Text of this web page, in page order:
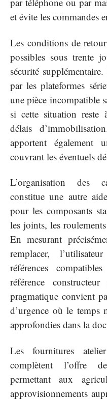
et évite les commandes
Les conditions de
possibles sous trente
sécurité
par les plateformes
une pièce incompatible
si cette situation
délais
apportent également
couvrant les éventuels
L’organisation des
constitue une autre
pour les composants
les joints, les
En mesurant
remplacer,
références
référence
pragmatique convient
d’urgence où le temps
approfondies dans la
Les fournitures
complètent l’offre
permettant aux
approvisionnements